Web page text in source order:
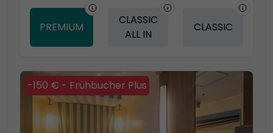
PREMIUM
CLASSIC
ALL IN
CLASSIC
-150 € - Frühbucher Plus